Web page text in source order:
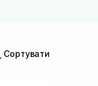
Сортувати